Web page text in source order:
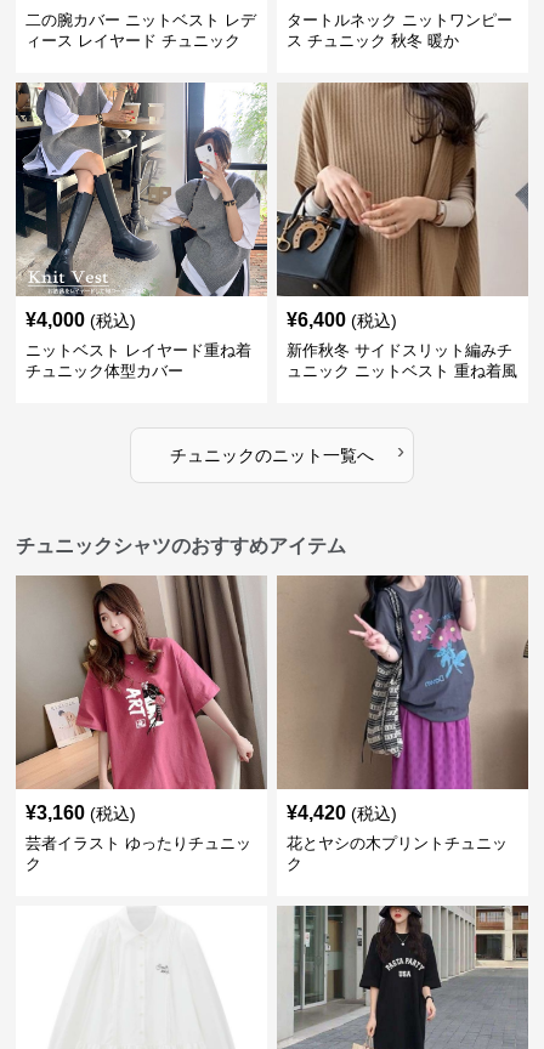
二の腕カバー ニットベスト レデ
ィース レイヤード チュニック
タートルネック ニットワンピー
ス チュニック 秋冬 暖か
¥4,000 (税込)
ニットベスト レイヤード重ね着
チュニック体型カバー
¥6,400 (税込)
新作秋冬 サイドスリット編みチ
ュニック ニットベスト 重ね着風
チュニックのニット一覧へ ›
チュニックシャツのおすすめアイテム
¥3,160 (税込)
芸者イラスト ゆったりチュニッ
ク
¥4,420 (税込)
花とヤシの木プリントチュニッ
ク